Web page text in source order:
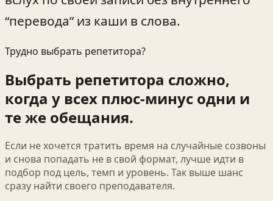
“перевода” из каши в слова.
Трудно выбрать репетитора?
Выбрать репетитора сложно,
когда у всех плюс-минус одни и
те же обещания.
Если не хочется тратить время на случайные созвоны
и снова попадать не в свой формат, лучше идти в
подбор под цель, темп и уровень. Так выше шанс
сразу найти своего преподавателя.